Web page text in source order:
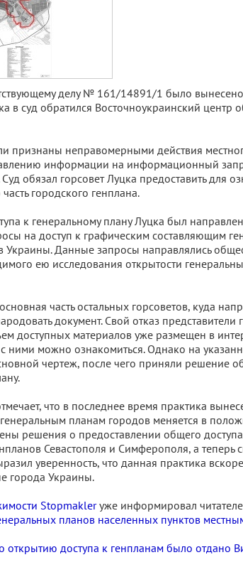
делу № 161/14891/1 было
в суд обратился Восточноукраинский центр
признаны неправомерными действия
информации на информационный
обязал горсовет Луцка предоставить для
городского генплана.
к генеральному плану Луцка был
на доступ к графическим составляющим
Украины. Данные запросы направлялись
ею исследования открытости
часть остальных горсоветов, куда
документ. Свой отказ представители
доступных материалов уже размещен в
ними можно ознакомиться. Однако на
чертеж, после чего приняли решение
что в последнее время практика
планам городов меняется в
решения о предоставлении общего
Севастополя и Симферополя, а теперь
уверенность, что данная практика вскоре
города Украины.
Stopmaklerуже информировал
планов населенных пунктов
открытию доступа к генпланам было отдано